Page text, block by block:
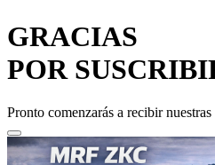
GRACIAS
POR
Pronto comenzarás a recibir nuestras